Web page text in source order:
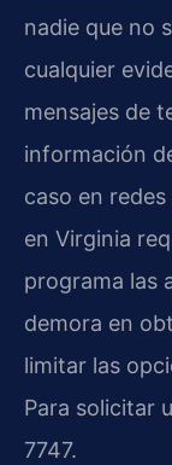
nadie que no
cualquier
mensajes de
información
caso en
en Virginia
programa las
demora en
limitar las
Para solicitar
7747.